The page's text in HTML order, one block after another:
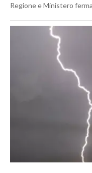
Regione e Ministero